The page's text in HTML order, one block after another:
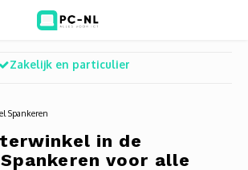
/ ict voor bedrijven
Hoofdmenu / shop
Zakelijk en particulier
Spankeren
in de
voor alle